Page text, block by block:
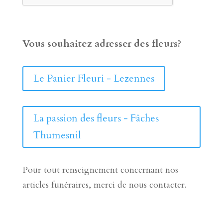
Vous souhaitez adresser des fleurs?
Le Panier Fleuri - Lezennes
La passion des fleurs - Fâches
Thumesnil
Pour tout renseignement concernant nos
articles funéraires, merci de nous contacter.